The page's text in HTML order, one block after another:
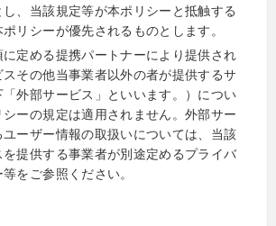
、当該規定等が本ポリシーと抵触する
リシーが優先されるものとします。
定める提携パートナーにより提供され
スその他当事業者以外の者が提供するサ
「外部サービス」といいます。）につい
シーの規定は適用されません。外部サー
ユーザー情報の取扱いについては、当該
提供する事業者が別途定めるプライバ
をご参照ください。